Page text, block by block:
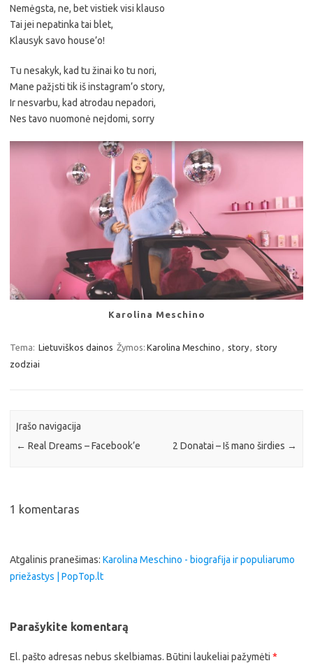
Nemėgsta, ne, bet vistiek visi klauso
Tai jei nepatinka tai blet,
Klausyk savo house’o!
Tu nesakyk, kad tu žinai ko tu nori,
Mane pažįsti tik iš instagram’o story,
Ir nesvarbu, kad atrodau nepadori,
Nes tavo nuomonė neįdomi, sorry
Karolina Meschino
Tema: Lietuviškos dainos Žymos: Karolina Meschino , story, story
zodziai
Įrašo navigacija
← Real Dreams – Facebook’e 2 Donatai – Iš mano širdies →
1 komentaras
Atgalinis pranešimas: Karolina Meschino - biografija ir populiarumo
priežastys | PopTop.lt
Parašykite komentarą
El. pašto adresas nebus skelbiamas. Būtini laukeliai pažymėti *